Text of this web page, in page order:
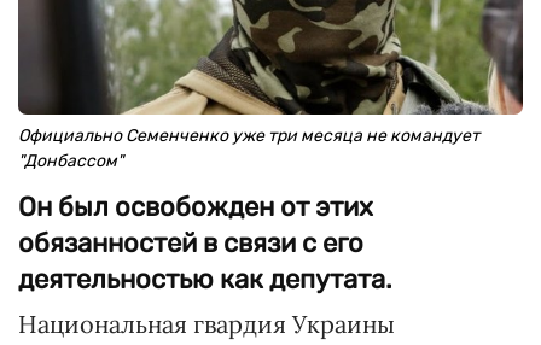
Официально Семенченко уже три месяца не командует
"Донбассом"
Он был освобожден от этих
обязанностей в связи с его
деятельностью как депутата.
Национальная гвардия Украины